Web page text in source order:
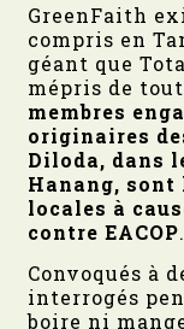
GreenFaith
compris en
géant que
mépris de
membres
originaires
Diloda, dans
Hanang,
locales à
contre EACOP.
Convoqués à
interrogés
boire ni